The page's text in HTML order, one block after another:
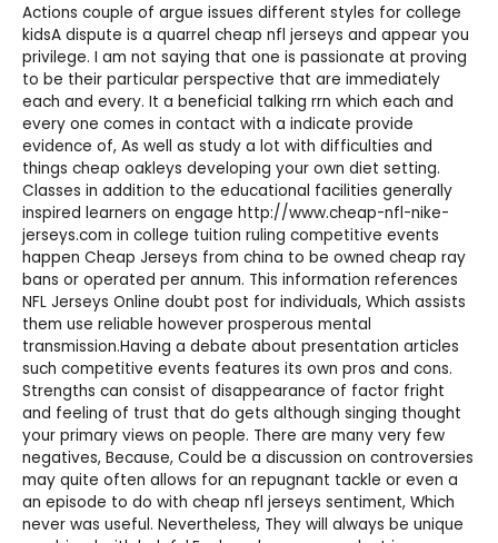
Actions couple of argue issues different styles for college
kidsA dispute is a quarrel cheap nfl jerseys and appear you
privilege. I am not saying that one is passionate at proving
to be their particular perspective that are immediately
each and every. It a beneficial talking rrn which each and
every one comes in contact with a indicate provide
evidence of, As well as study a lot with difficulties and
things cheap oakleys developing your own diet setting.
Classes in addition to the educational facilities generally
inspired learners on engage http://www.cheap-nfl-nike-
jerseys.com in college tuition ruling competitive events
happen Cheap Jerseys from china to be owned cheap ray
bans or operated per annum. This information references
NFL Jerseys Online doubt post for individuals, Which assists
them use reliable however prosperous mental
transmission.Having a debate about presentation articles
such competitive events features its own pros and cons.
Strengths can consist of disappearance of factor fright
and feeling of trust that do gets although singing thought
your primary views on people. There are many very few
negatives, Because, Could be a discussion on controversies
may quite often allows for an repugnant tackle or even a
an episode to do with cheap nfl jerseys sentiment, Which
never was useful. Nevertheless, They will always be unique